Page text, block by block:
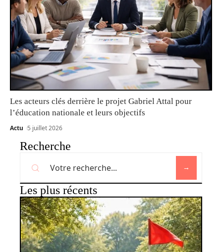
Les acteurs clés derrière le projet Gabriel Attal pour
l’éducation nationale et leurs objectifs
Actu 5 juillet 2026
Recherche
Les plus récents